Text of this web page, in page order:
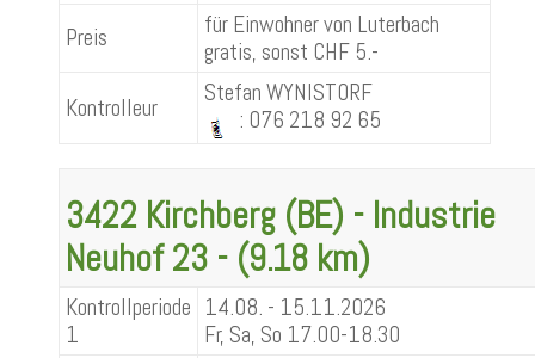
Preis
für Einwohner von Luterbach
gratis, sonst CHF 5.-
Kontrolleur
Stefan WYNISTORF
: 076 218 92 65
3422 Kirchberg (BE) - Industrie
Neuhof 23 - (9.18 km)
Kontrollperiode
1
14.08. - 15.11.2026
Fr, Sa, So 17.00-18.30